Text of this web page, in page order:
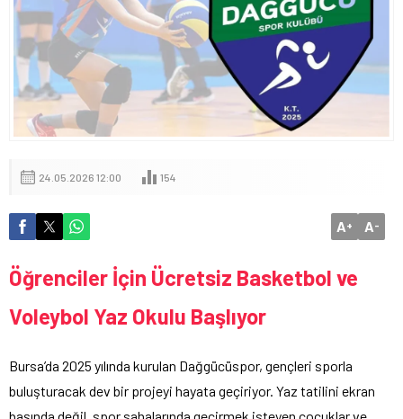
24.05.2026 12:00 154
A+ A-
Öğrenciler İçin Ücretsiz Basketbol ve
Voleybol Yaz Okulu Başlıyor
Bursa’da 2025 yılında kurulan Dağgücüspor, gençleri sporla
buluşturacak dev bir projeyi hayata geçiriyor. Yaz tatilini ekran